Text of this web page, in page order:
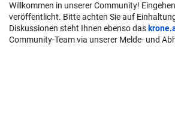
Willkommen in unserer Community!
veröffentlicht. Bitte achten Sie auf
Diskussionen steht Ihnen ebenso das
Community-Team via unserer Melde- und